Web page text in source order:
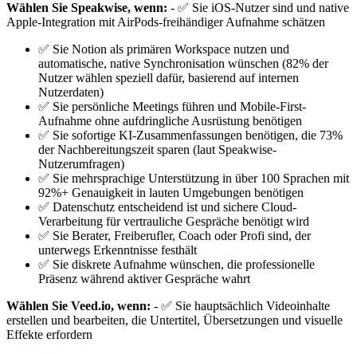
Wählen Sie Speakwise, wenn: - ✅ Sie iOS-Nutzer sind und native
Apple-Integration mit AirPods-freihändiger Aufnahme schätzen
✅ Sie Notion als primären Workspace nutzen und
automatische, native Synchronisation wünschen (82% der
Nutzer wählen speziell dafür, basierend auf internen
Nutzerdaten)
✅ Sie persönliche Meetings führen und Mobile-First-
Aufnahme ohne aufdringliche Ausrüstung benötigen
✅ Sie sofortige KI-Zusammenfassungen benötigen, die 73%
der Nachbereitungszeit sparen (laut Speakwise-
Nutzerumfragen)
✅ Sie mehrsprachige Unterstützung in über 100 Sprachen mit
92%+ Genauigkeit in lauten Umgebungen benötigen
✅ Datenschutz entscheidend ist und sichere Cloud-
Verarbeitung für vertrauliche Gespräche benötigt wird
✅ Sie Berater, Freiberufler, Coach oder Profi sind, der
unterwegs Erkenntnisse festhält
✅ Sie diskrete Aufnahme wünschen, die professionelle
Präsenz während aktiver Gespräche wahrt
Wählen Sie Veed.io, wenn: - ✅ Sie hauptsächlich Videoinhalte
erstellen und bearbeiten, die Untertitel, Übersetzungen und visuelle
Effekte erfordern